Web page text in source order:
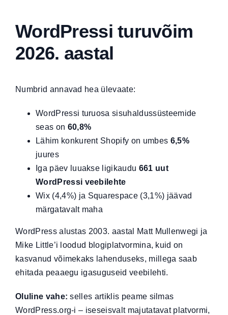
WordPressi turuvõim
2026. aastal
Numbrid annavad hea ülevaate:
WordPressi turuosa sisuhaldussüsteemide
seas on 60,8%
Lähim konkurent Shopify on umbes 6,5%
juures
Iga päev luuakse ligikaudu 661 uut
WordPressi veebilehte
Wix(4,4%) ja Squarespace (3,1%) jäävad
märgatavalt maha
WordPress alustas 2003. aastal Matt Mullenwegi ja
Mike Little’i loodud blogiplatvormina, kuid on
kasvanud võimekaks lahenduseks, millega saab
ehitada peaaegu igasuguseid veebilehti.
Oluline vahe: selles artiklis peame silmas
WordPress.org-i – iseseisvalt majutatavat platvormi,